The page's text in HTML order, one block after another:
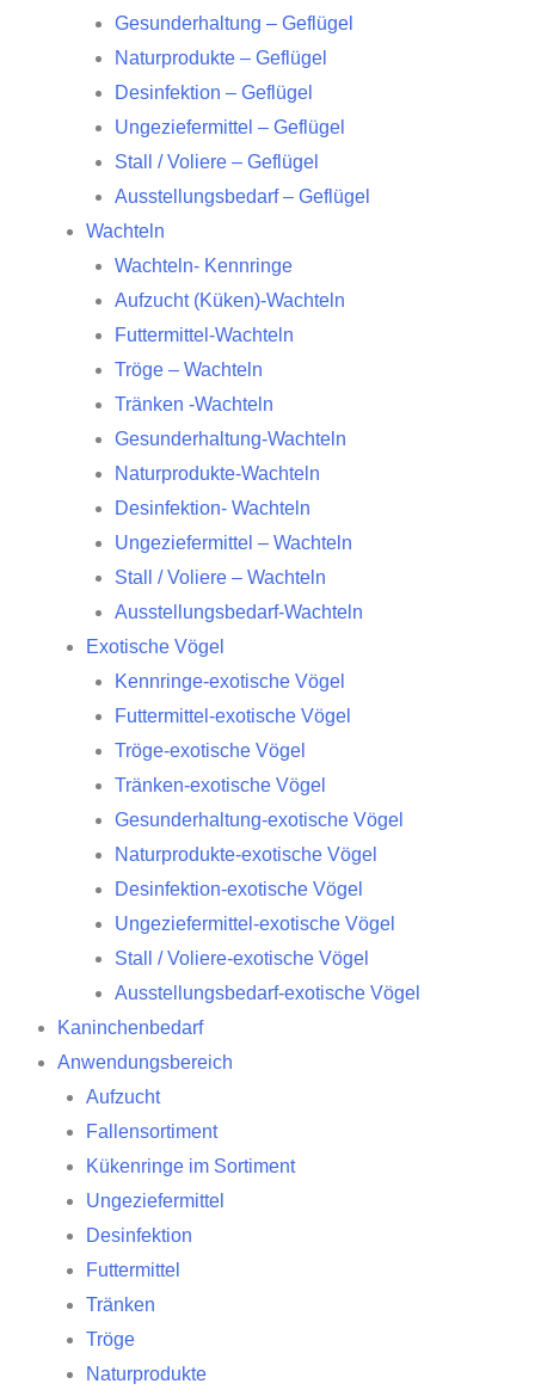
Gesunderhaltung – Geflügel
Naturprodukte – Geflügel
Desinfektion – Geflügel
Ungeziefermittel – Geflügel
Stall / Voliere – Geflügel
Ausstellungsbedarf – Geflügel
Wachteln
Wachteln- Kennringe
Aufzucht (Küken)-Wachteln
Futtermittel-Wachteln
Tröge – Wachteln
Tränken -Wachteln
Gesunderhaltung-Wachteln
Naturprodukte-Wachteln
Desinfektion- Wachteln
Ungeziefermittel – Wachteln
Stall / Voliere – Wachteln
Ausstellungsbedarf-Wachteln
Exotische Vögel
Kennringe-exotische Vögel
Futtermittel-exotische Vögel
Tröge-exotische Vögel
Tränken-exotische Vögel
Gesunderhaltung-exotische Vögel
Naturprodukte-exotische Vögel
Desinfektion-exotische Vögel
Ungeziefermittel-exotische Vögel
Stall / Voliere-exotische Vögel
Ausstellungsbedarf-exotische Vögel
Kaninchenbedarf
Anwendungsbereich
Aufzucht
Fallensortiment
Kükenringe im Sortiment
Ungeziefermittel
Desinfektion
Futtermittel
Tränken
Tröge
Naturprodukte